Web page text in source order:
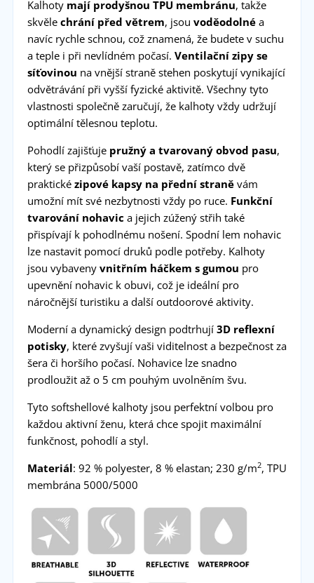
Kalhoty mají prodyšnou TPU membránu, takže
skvěle chrání před větrem, jsou voděodolnéa
navíc rychle schnou, což znamená, že budete v suchu
a teple i při nevlídném počasí. Ventilační zipy se
síťovinou na vnější straně stehen poskytují vynikající
odvětrávání při vyšší fyzické aktivitě. Všechny tyto
vlastnosti společně zaručují, že kalhoty vždy udržují
optimální tělesnou teplotu.
Pohodlí zajišťuje pružný a tvarovaný obvod pasu,
který se přizpůsobí vaší postavě, zatímco dvě
praktické zipové kapsy na přední straněvám
umožní mít své nezbytnosti vždy po ruce. Funkční
tvarování nohavic a jejich zúžený střih také
přispívají k pohodlnému nošení. Spodní lem nohavic
lze nastavit pomocí druků podle potřeby. Kalhoty
jsou vybaveny vnitřním háčkem s gumou pro
upevnění nohavic k obuvi, což je ideální pro
náročnější turistiku a další outdoorové aktivity.
Moderní a dynamický design podtrhují 3D reflexní
potisky, které zvyšují vaši viditelnost a bezpečnost za
šera či horšího počasí. Nohavice lze snadno
prodloužit až o 5 cm pouhým uvolněním švu.
Tyto softshellové kalhoty jsou perfektní volbou pro
každou aktivní ženu, která chce spojit maximální
funkčnost, pohodlí a styl.
Materiál: 92 % polyester, 8 % elastan; 230 g/m2, TPU
membrána 5000/5000